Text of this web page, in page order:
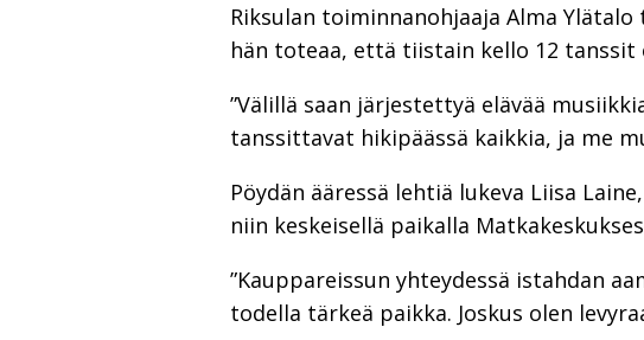
Riksulan toiminnanohjaaja Alma Ylätalo
hän toteaa, että tiistain kello 12
”Välillä saan järjestettyä elävää
tanssittavat hikipäässä kaikkia, ja me
Pöydän ääressä lehtiä lukeva Liisa
niin keskeisellä paikalla
”Kauppareissun yhteydessä istahdan
todella tärkeä paikka. Joskus olen